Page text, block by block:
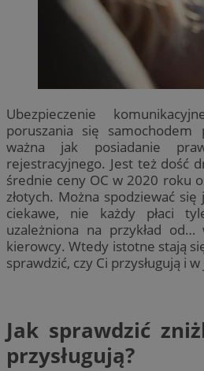
Ubezpieczenie
poruszania się
ważna jak posiadanie
rejestracyjnego. Jest też dość
średnie ceny OC w 2020 roku
złotych. Można spodziewać
ciekawe, nie każdy płaci
uzależniona na przykład od…
kierowcy. Wtedy istotne stają
sprawdzić, czy Ci przysługują i
Jak sprawdzić
przysługują?